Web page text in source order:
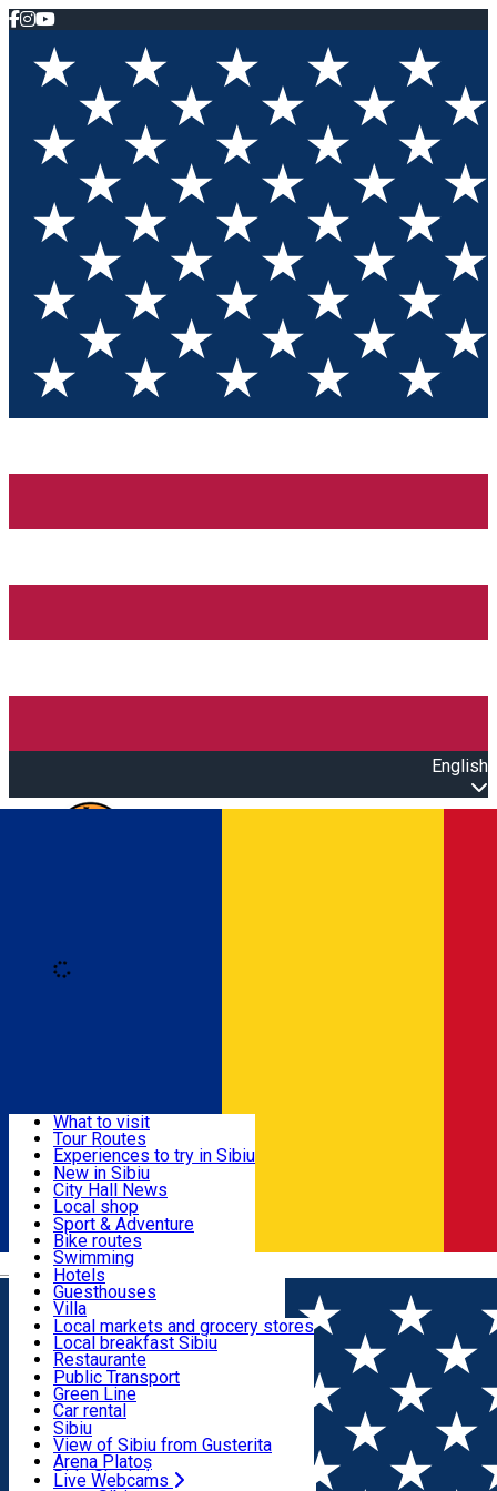
English
Română
Useful info
Activities & Adventure
Accommodation
Food, Drinks & Nightlife
Transport & Parking
Live Webcams
What to visit
Tour Routes
Experiences to try in Sibiu
Podcast
Culture
Museums
Churches
Parks, Zoo
County of Sibiu
New in Sibiu
City Hall News
Local shop
Sibiu artisans
Sibiul Verde
Public services
Education
How do I get to Sibiu
Tourist Info
Tour Guides
Guided tours
Publicații locale
Beauty salons
Sport & Adventure
Bike routes
Swimming
Riding
Indoor activities
Loc de joacă indoor
Loc de joacă outdoor
Ski
Ice skating
Yoga
Hotels
Guesthouses
Villa
Hostels
Motel
Camping
Renting rooms
Rooms for rent
Accommodation outside Sibiu
Local markets and grocery stores
Local breakfast Sibiu
Restaurante
Pizza
Fast Food
Coffee
Sweets
Pub, Bar
Night clubs
Bakeries
Public Transport
Green Line
Car rental
Rent a bike
Scooter rentals
Taxi
Ride Sharing
Sibiu
View of Sibiu from Gusterita
Arena Platoș
Live Webcams